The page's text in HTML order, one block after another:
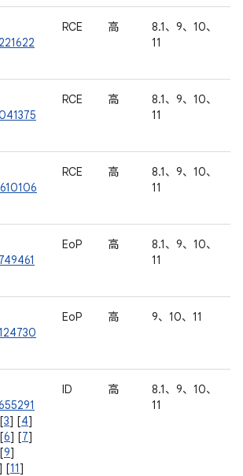
RCE 高
8.1、9、10、
11
RCE 高
8.1、9、10、
11
RCE 高
8.1、9、10、
11
EoP 高
8.1、9、10、
11
EoP 高 9、10、11
3] [4]
6] [7]
9]
[11]
ID 高
8.1、9、10、
11